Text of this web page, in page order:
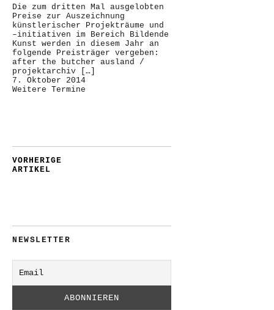
Die zum dritten Mal ausgelobten
Preise zur Auszeichnung
künstlerischer Projekträume und
–initiativen im Bereich Bildende
Kunst werden in diesem Jahr an
folgende Preisträger vergeben:
after the butcher ausland /
projektarchiv […]
7. Oktober 2014
Weitere Termine
VORHERIGE
ARTIKEL
NEWSLETTER